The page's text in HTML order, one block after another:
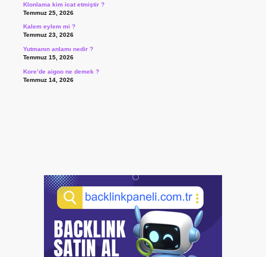
Klonlama kim icat etmiştir ?
Temmuz 25, 2026
Kalem eylem mi ?
Temmuz 23, 2026
Yutmanın anlamı nedir ?
Temmuz 15, 2026
Kore’de aigoo ne demek ?
Temmuz 14, 2026